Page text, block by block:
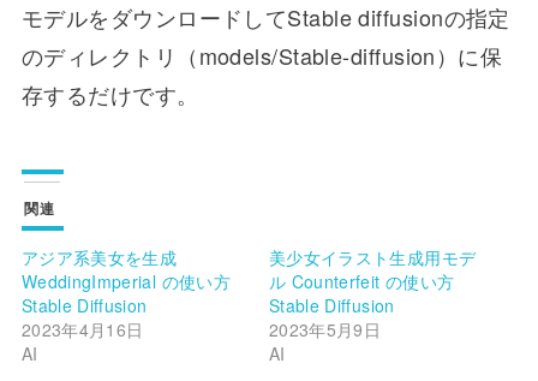
モデルをダウンロードしてStable diffusionの指定
のディレクトリ（models/Stable-diffusion）に保
存するだけです。
関連
アジア系美女を生成
WeddingImperial の使い方
Stable Diffusion
2023年4月16日
AI
美少女イラスト生成用モデ
ル Counterfeit の使い方
Stable Diffusion
2023年5月9日
AI